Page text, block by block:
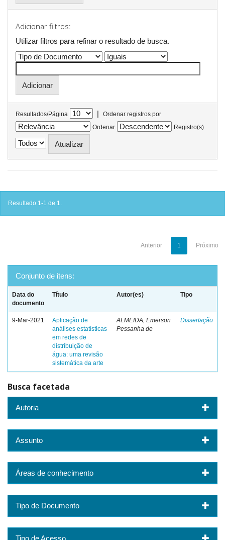
Adicionar filtros:
Utilizar filtros para refinar o resultado de busca.
Resultados/Página |
Ordenar registros por
Ordenar
Registro(s)
Resultado 1-1 de 1.
Anterior 1 Próximo
Conjunto de itens:
Data do
documento
Título Autor(es) Tipo
9-Mar-2021
Aplicação de
análises estatísticas
em redes de
distribuição de
água: uma revisão
sistemática da arte
ALMEIDA, Emerson
Pessanha de
Dissertação
Busca facetada
Autoria
Assunto
Áreas de conhecimento
Tipo de Documento
Tipo de Acesso